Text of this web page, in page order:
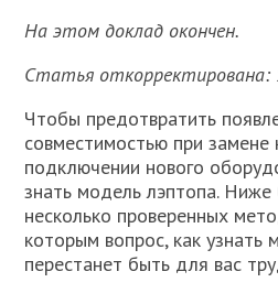
На этом доклад окончен.
Статья откорректирована:
Чтобы предотвратить
совместимостью при
подключении нового
знать модель лэптопа.
несколько проверенных
которым вопрос, как узнать
перестанет быть для вас